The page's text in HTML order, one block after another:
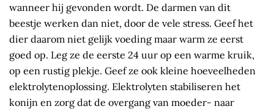
wanneer hij gevonden wordt. De darmen van dit
beestje werken dan niet, door de vele stress. Geef het
dier daarom niet gelijk voeding maar warm ze eerst
goed op. Leg ze de eerste 24 uur op een warme kruik,
op een rustig plekje. Geef ze ook kleine hoeveelheden
elektrolytenoplossing. Elektrolyten stabiliseren het
konijn en zorg dat de overgang van moeder- naar